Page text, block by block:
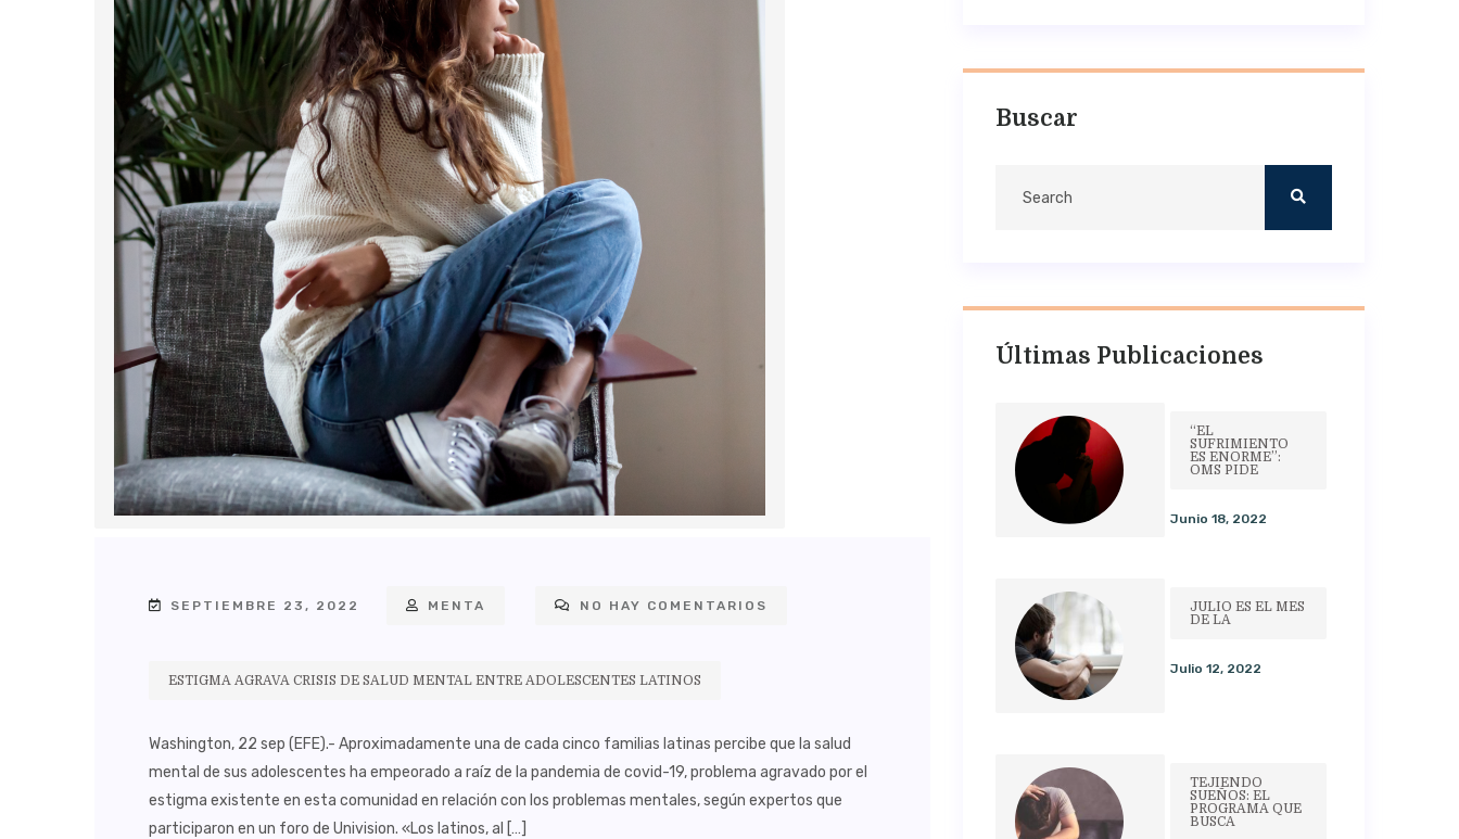
SEPTIEMBRE 23, 2022 MENTA NO HAY COMENTARIOS
ESTIGMA AGRAVA CRISIS DE SALUD MENTAL ENTRE ADOLESCENTES LATINOS
Washington, 22 sep (EFE).- Aproximadamente una de cada cinco familias latinas percibe que la salud
mental de sus adolescentes ha empeorado a raíz de la pandemia de covid-19, problema agravado por el
estigma existente en esta comunidad en relación con los problemas mentales, según expertos que
participaron en un foro de Univision. «Los latinos, al […]
Buscar
Últimas Publicaciones
“EL
SUFRIMIENTO
ES ENORME”:
OMS PIDE
Junio 18, 2022
JULIO ES EL MES
DE LA
Julio 12, 2022
TEJIENDO
SUEÑOS: EL
PROGRAMA QUE
BUSCA